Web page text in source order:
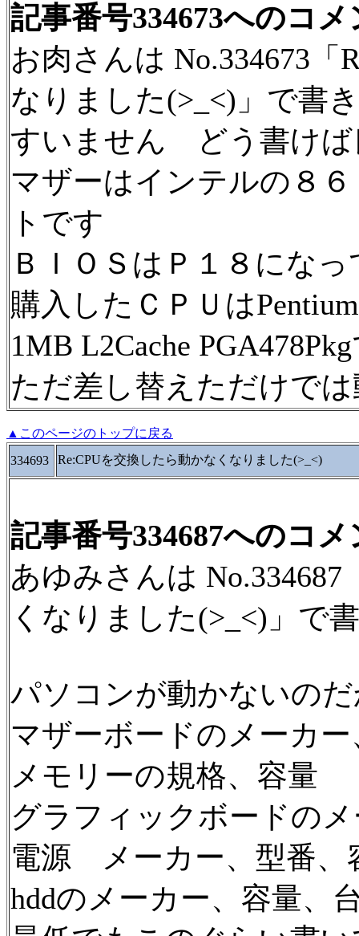
記事番号334673へのコメ
お肉さんは No.334673
なりました(>_<)」で書
すいません どう書けば
マザーはインテルの８
トです
ＢＩＯＳはＰ１８にな
購入したＣＰＵは
1MB L2Cache
ただ差し替えただけで
▲このページのトップに戻る
334693
Re:CPUを交換したら動かなくなりました(>_<)
記事番号334687へのコメ
あゆみさんは
くなりました(>_<)」で
パソコンが動かないの
マザーボードのメーカー
メモリーの規格、容量
グラフィックボードの
電源 メーカー、型番、
hddのメーカー、容量、